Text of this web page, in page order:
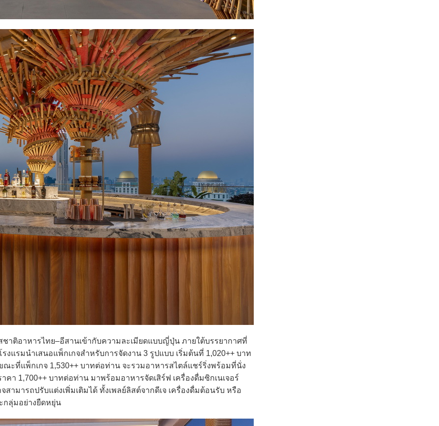
ชาติอาหารไทย–อีสานเข้ากับความละเมียดแบบญี่ปุ่น ภายใต้บรรยากาศที่
งแรมนำเสนอแพ็กเกจสำหรับการจัดงาน 3 รูปแบบ เริ่มต้นที่ 1,020++ บาท
ณะที่แพ็กเกจ 1,530++ บาทต่อท่าน จะรวมอาหารสไตล์แชร์ริ่งพร้อมที่นั่ง
า 1,700++ บาทต่อท่าน มาพร้อมอาหารจัดเสิร์ฟ เครื่องดื่มซิกเนเจอร์
ามารถปรับแต่งเพิ่มเติมได้ ทั้งเพลย์ลิสต์จากดีเจ เครื่องดื่มต้อนรับ หรือ
กลุ่มอย่างยืดหยุ่น